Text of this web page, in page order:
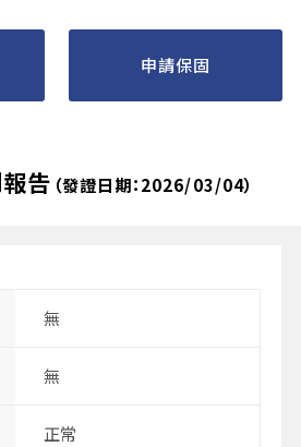
申請保固
告 （發證日期：2026/03/04）
無
無
正常